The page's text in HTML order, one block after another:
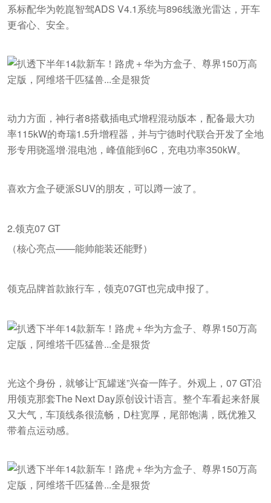
系标配华为乾崑智驾ADS V4.1系统与896线激光雷达，开车
更省心、安全。
动力方面，神行者8搭载插电式增程混动版本，配备最大功
率115kW的奇瑞1.5升增程器，并与宁德时代联合开发了全地
形专用骁遥增·混电池，峰值能到6C，充电功率350kW。
喜欢方盒子硬派SUV的朋友，可以蹲一波了。
2.领克07 GT
（核心亮点——能帅能装还能野）
领克品牌首款旅行车，领克07GT也完成申报了。
光这个身份，就够让“瓦罐迷”兴奋一阵子。外观上，07 GT沿
用领克那套The Next Day原创设计语言。整个车看起来舒展
又大气，车顶线条很流畅，D柱宽厚，尾部饱满，既优雅又
带着点运动感。